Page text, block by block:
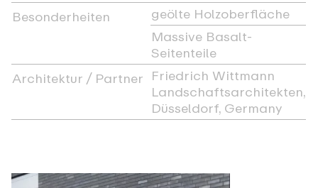
Besonderheiten
geölte Holzoberfläche
Massive Basalt-
Seitenteile
Architektur / Partner Friedrich Wittmann
Landschaftsarchitekten,
Düsseldorf, Germany